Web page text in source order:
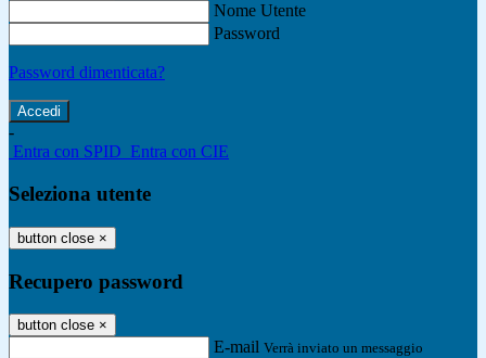
Nome Utente
Password
Password dimenticata?
-
Entra con SPID Entra con CIE
Seleziona utente
button close ×
Recupero password
button close ×
E-mail Verrà inviato un messaggio